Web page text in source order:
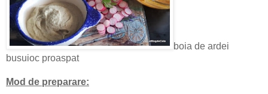
boia de ardei
busuioc proaspat
Mod de preparare: